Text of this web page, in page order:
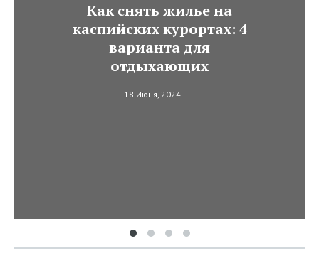
Как снять жилье на
каспийских курортах: 4
варианта для
отдыхающих
18 Июня, 2024